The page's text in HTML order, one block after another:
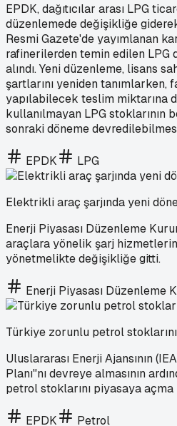
EPDK, dağıtıcılar arası LPG
düzenlemede değişikliğe
Resmi Gazete'de yayımlanan
rafinerilerden temin edilen LPG
alındı. Yeni düzenleme, lisans
şartlarını yeniden tanımlarken,
yapılabilecek teslim miktarına
kullanılmayan LPG
sonraki döneme
EPDK LPG
Elektrikli araç şarjında yeni
Enerji Piyasası Düzenleme
araçlara yönelik şarj
yönetmelikte değişikliğe gitti.
Enerji Piyasası Düzenleme
Türkiye zorunlu petrol
Uluslararası Enerji Ajansının
Planı"nı devreye almasının
petrol stoklarını piyasaya açma
EPDK Petrol